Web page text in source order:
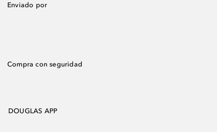
Enviado por
Compra con seguridad
DOUGLAS APP